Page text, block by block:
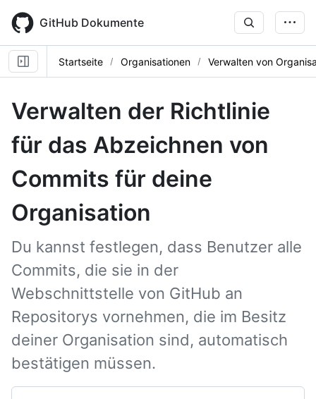
main
content
GitHub Dokumente
Startseite Organisationen Verwalten von
Verwalten der Richtlinie
für das Abzeichnen von
Commits für deine
Organisation
Du kannst festlegen, dass Benutzer alle
Commits, die sie in der
Webschnittstelle von GitHub an
Repositorys vornehmen, die im Besitz
deiner Organisation sind, automatisch
bestätigen müssen.